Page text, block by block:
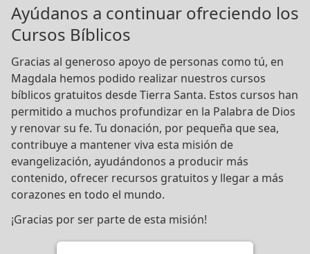
Ayúdanos a continuar ofreciendo los
Cursos Bíblicos
Gracias al generoso apoyo de personas como tú, en
Magdala hemos podido realizar nuestros cursos
bíblicos gratuitos desde Tierra Santa. Estos cursos han
permitido a muchos profundizar en la Palabra de Dios
y renovar su fe. Tu donación, por pequeña que sea,
contribuye a mantener viva esta misión de
evangelización, ayudándonos a producir más
contenido, ofrecer recursos gratuitos y llegar a más
corazones en todo el mundo.
¡Gracias por ser parte de esta misión!